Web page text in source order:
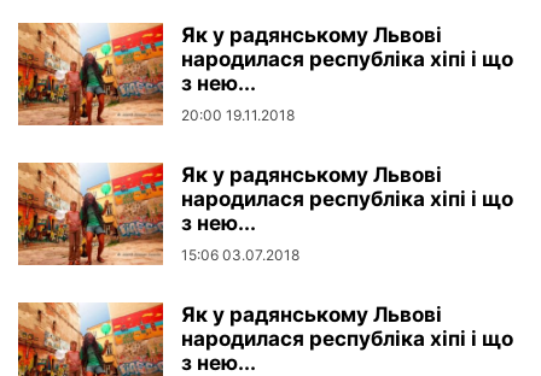
Як у радянському Львові
народилася республіка хіпі і що
з нею...
20:00 19.11.2018
Як у радянському Львові
народилася республіка хіпі і що
з нею...
15:06 03.07.2018
Як у радянському Львові
народилася республіка хіпі і що
з нею...